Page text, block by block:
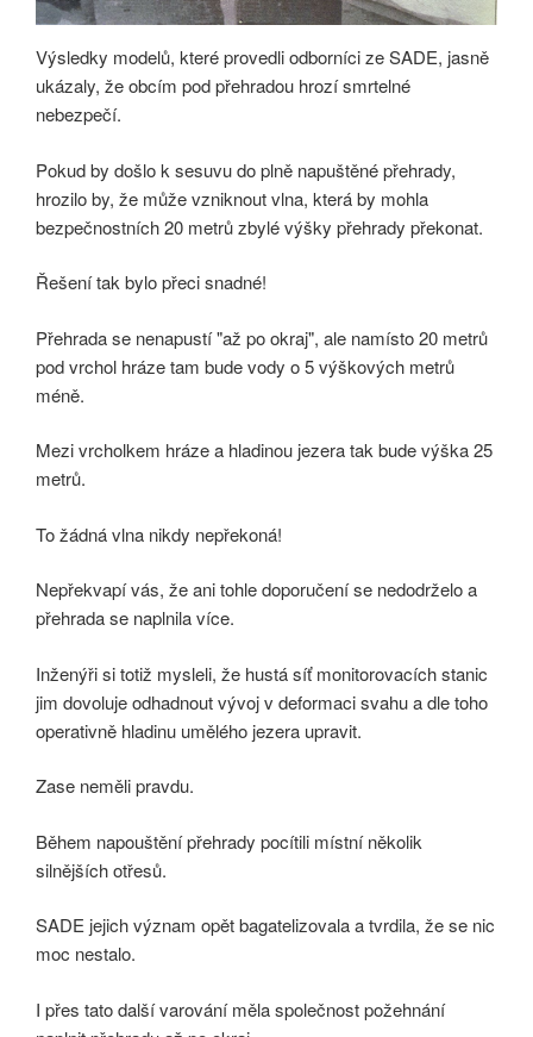
Výsledky modelů, které provedli odborníci ze SADE, jasně
ukázaly, že obcím pod přehradou hrozí smrtelné
nebezpečí.
Pokud by došlo k sesuvu do plně napuštěné přehrady,
hrozilo by, že může vzniknout vlna, která by mohla
bezpečnostních 20 metrů zbylé výšky přehrady překonat.
Řešení tak bylo přeci snadné!
Přehrada se nenapustí "až po okraj", ale namísto 20 metrů
pod vrchol hráze tam bude vody o 5 výškových metrů
méně.
Mezi vrcholkem hráze a hladinou jezera tak bude výška 25
metrů.
To žádná vlna nikdy nepřekoná!
Nepřekvapí vás, že ani tohle doporučení se nedodrželo a
přehrada se naplnila více.
Inženýři si totiž mysleli, že hustá síť monitorovacích stanic
jim dovoluje odhadnout vývoj v deformaci svahu a dle toho
operativně hladinu umělého jezera upravit.
Zase neměli pravdu.
Během napouštění přehrady pocítili místní několik
silnějších otřesů.
SADE jejich význam opět bagatelizovala a tvrdila, že se nic
moc nestalo.
I přes tato další varování měla společnost požehnání